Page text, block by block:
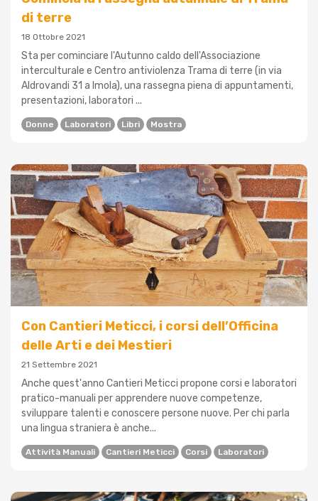
di terre
18 Ottobre 2021
Sta per cominciare l'Autunno caldo dell'Associazione
interculturale e Centro antiviolenza Trama di terre (in via
Aldrovandi 31 a Imola), una rassegna piena di appuntamenti,
presentazioni, laboratori ...
Donne Laboratori Libri Mostra
Con Cantieri Meticci, i corsi dell’Officina
delle Arti e dei Mestieri
21 Settembre 2021
Anche quest'anno Cantieri Meticci propone corsi e laboratori
pratico-manuali per apprendere nuove competenze,
sviluppare talenti e conoscere persone nuove. Per chi parla
una lingua straniera è anche...
Attività Manuali Cantieri Meticci Corsi Laboratori